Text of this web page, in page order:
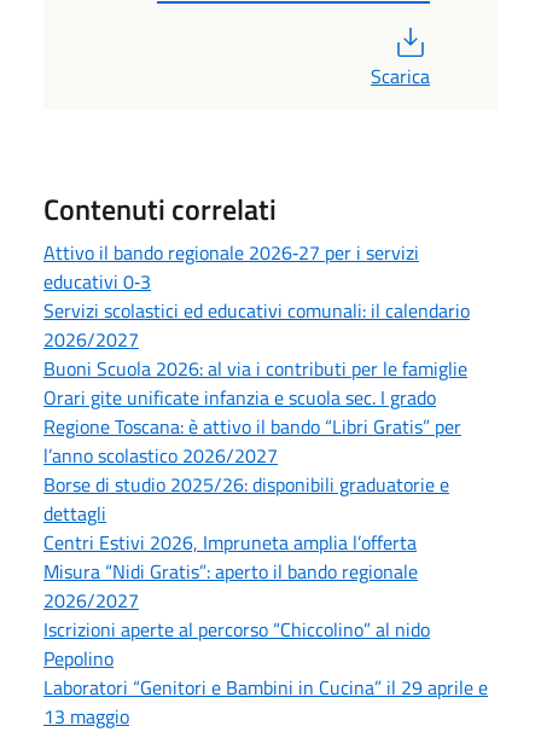
Scarica
Contenuti correlati
Attivo il bando regionale 2026‑27 per i servizi
educativi 0‑3
Servizi scolastici ed educativi comunali: il calendario
2026/2027
Buoni Scuola 2026: al via i contributi per le famiglie
Orari gite unificate infanzia e scuola sec. I grado
Regione Toscana: è attivo il bando “Libri Gratis” per
l’anno scolastico 2026/2027
Borse di studio 2025/26: disponibili graduatorie e
dettagli
Centri Estivi 2026, Impruneta amplia l’offerta
Misura “Nidi Gratis”: aperto il bando regionale
2026/2027
Iscrizioni aperte al percorso “Chiccolino” al nido
Pepolino
Laboratori “Genitori e Bambini in Cucina” il 29 aprile e
13 maggio